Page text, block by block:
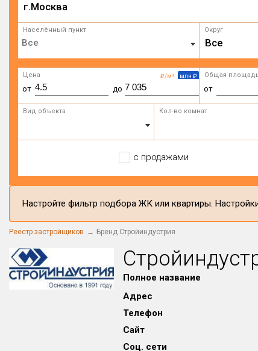
г.Москва
Населённый пункт Округ
Все
₽/м² млн ₽
Цена
от до
Общая
от
Вид объекта Кол-во комнат
с продажами
Настройте фильтр подбора ЖК или квартиры.
Реестр застройщиков Бренд Стройиндустрия
Полное название
Адрес
Телефон
Сайт
Соц. сети